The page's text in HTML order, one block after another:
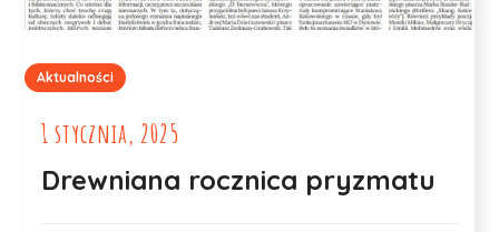
Aktualności
1 stycznia, 2025
Drewniana rocznica pryzmatu